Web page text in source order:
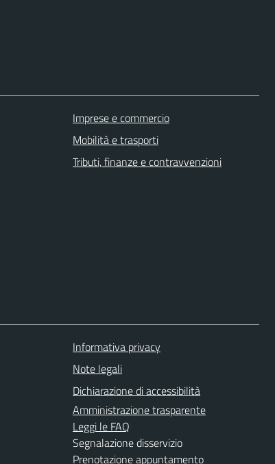
Imprese e commercio
Mobilità e trasporti
Tributi, finanze e contravvenzioni
Informativa privacy
Note legali
Dichiarazione di accessibilità
Amministrazione trasparente
Leggi le FAQ
Segnalazione disservizio
Prenotazione appuntamento